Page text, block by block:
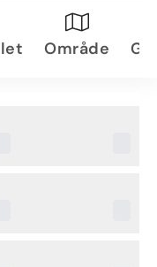
kort bilresa,
och
Område